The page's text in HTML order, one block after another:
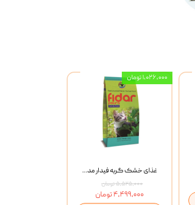
غذای خشک گربه فیدار مدل Adult وزن 10 کیلوگرم
۵,۵۲۵,۰۰۰ تومان
۴,۴۹۹,۰۰۰ تومان
۱,۰۲۶,۰۰۰ تومان